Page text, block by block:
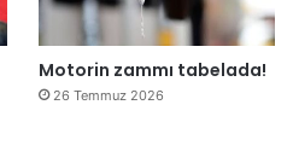
Motorin zammı tabelada!
26 Temmuz 2026